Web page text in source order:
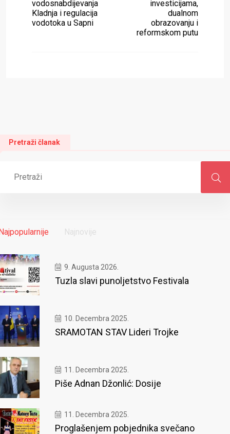
vodosnabdijevanja
Kladnja i regulacija
vodotoka u Sapni
investicijama,
dualnom
obrazovanju i
reformskom putu
Pretraži članak
Najnovije
9. Augusta 2026.
Tuzla slavi punoljetstvo Festivala
10. Decembra 2025.
SRAMOTAN STAV Lideri Trojke
11. Decembra 2025.
Piše Adnan Džonlić: Dosije
11. Decembra 2025.
Proglašenjem pobjednika svečano